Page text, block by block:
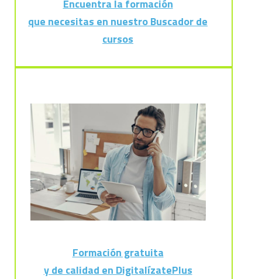
Encuentra la formación
que necesitas en nuestro Buscador de
cursos
Formación gratuita
y de calidad en DigitalízatePlus